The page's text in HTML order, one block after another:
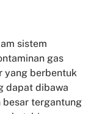
sistem
gas
yang berbentuk
dapat dibawa
besar tergantung